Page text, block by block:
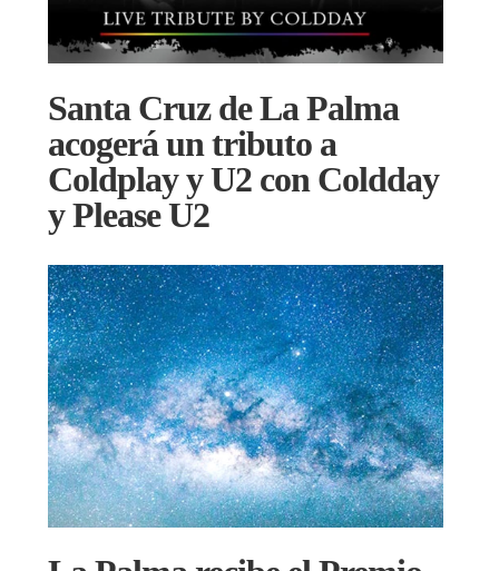
Santa Cruz de La Palma
acogerá un tributo a
Coldplay y U2 con Coldday
y Please U2